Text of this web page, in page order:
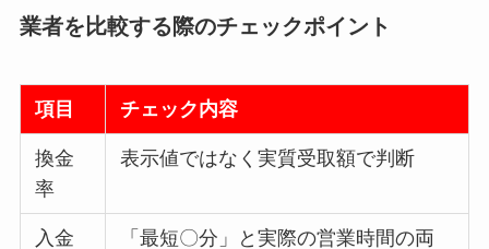
業者を比較する際のチェックポイント
項目 チェック内容
換金
率
表示値ではなく実質受取額で判断
入金
「最短〇分」と実際の営業時間の両